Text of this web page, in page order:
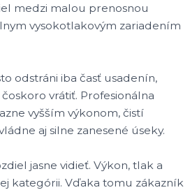
medzi malou prenosnou
vysokotlakovým zariadením
odstráni iba časť usadenín,
vrátiť. Profesionálna
vyšším výkonom, čistí
aj silne zanesené úseky.
jasne vidieť. Výkon, tlak a
kategórii. Vďaka tomu zákazník